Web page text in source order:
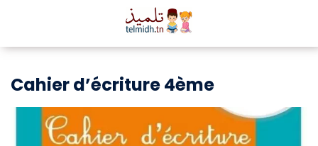
Cahier d’écriture 4ème